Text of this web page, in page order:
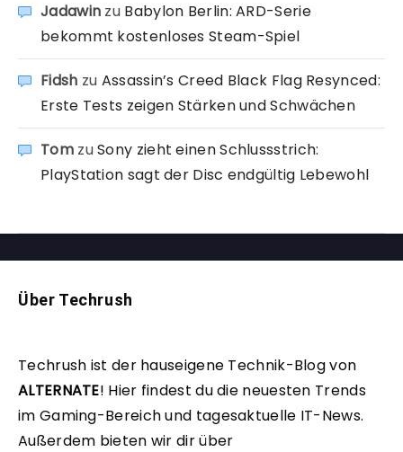
Jadawin zu Babylon Berlin: ARD-Serie
bekommt kostenloses Steam-Spiel
Fidsh zu Assassin’s Creed Black Flag Resynced:
Erste Tests zeigen Stärken und Schwächen
TomzuSony zieht einen Schlussstrich:
PlayStation sagt der Disc endgültig Lebewohl
Über Techrush
Techrush ist der hauseigene Technik-Blog von
ALTERNATE! Hier findest du die neuesten Trends
im Gaming-Bereich und tagesaktuelle IT-News.
Außerdem bieten wir dir über